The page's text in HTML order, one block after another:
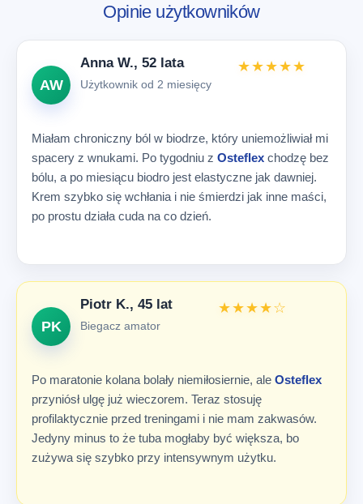
Opinie użytkowników
AW
Anna W., 52 lata
Użytkownik od 2 miesięcy
★★★★★
Miałam chroniczny ból w biodrze, który uniemożliwiał mi
spacery z wnukami. Po tygodniu z Osteflex chodzę bez
bólu, a po miesiącu biodro jest elastyczne jak dawniej.
Krem szybko się wchłania i nie śmierdzi jak inne maści,
po prostu działa cuda na co dzień.
PK
Piotr K., 45 lat
Biegacz amator
★★★★☆
Po maratonie kolana bolały niemiłosiernie, ale Osteflex
przyniósł ulgę już wieczorem. Teraz stosuję
profilaktycznie przed treningami i nie mam zakwasów.
Jedyny minus to że tuba mogłaby być większa, bo
zużywa się szybko przy intensywnym użytku.